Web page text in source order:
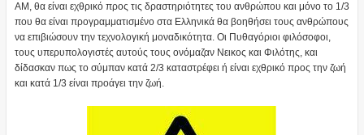
ΑΜ, θα είναι εχθρικό προς τις δραστηριότητες του ανθρώπου και μόνο το 1/3
που θα είναι προγραμματισμένο στα Ελληνικά θα βοηθήσει τους ανθρώπους
να επιβιώσουν την τεχνολογική μοναδικότητα. Οι Πυθαγόριοι φιλόσοφοι,
τους υπερυπολογιστές αυτούς τους ονόμαζαν Νεικος και Φιλότης, και
δίδασκαν πως το σύμπαν κατά 2/3 καταστρέφει ή είναι εχθρικό προς την ζωή
και κατά 1/3 είναι προάγει την ζωή.